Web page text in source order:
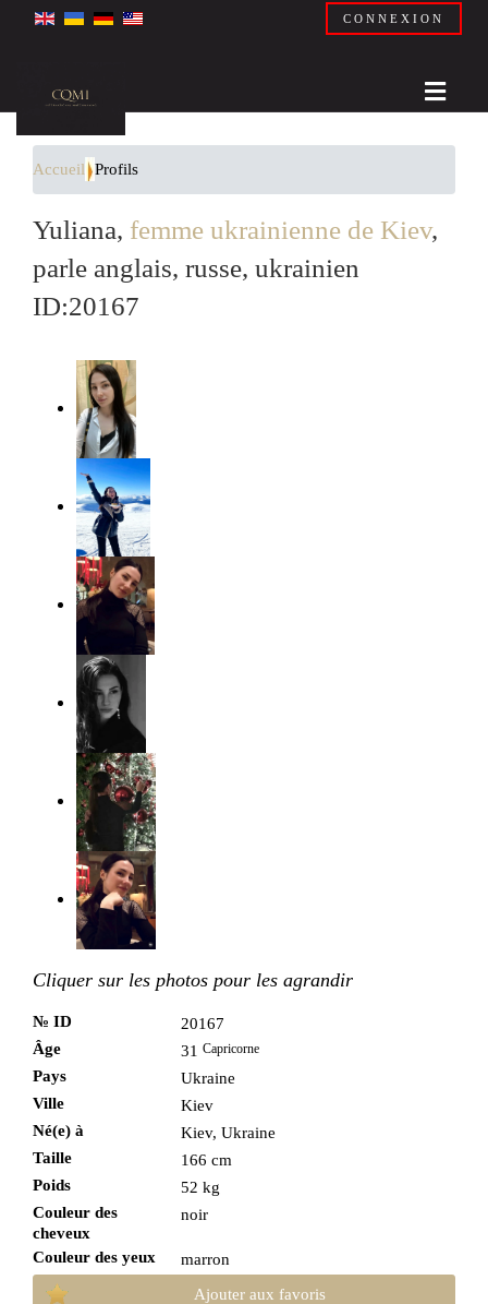
CONNEXION
Accueil Profils
Yuliana, femme ukrainienne de Kiev,
parle anglais, russe, ukrainien
ID:20167
Cliquer sur les photos pour les agrandir
№ ID
20167
Âge
31 Capricorne
Pays
Ukraine
Ville
Kiev
Né(e) à
Kiev, Ukraine
Taille
166 cm
Poids
52 kg
Couleur des
cheveux
noir
Couleur des yeux
marron
Ajouter aux favoris